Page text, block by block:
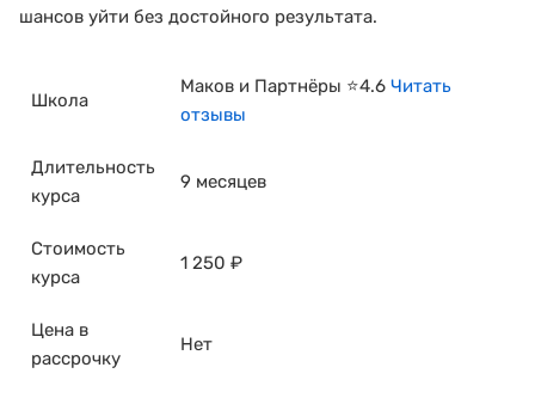
шансов уйти без достойного результата.
Школа
Маков и Партнёры ⭐4.6 Читать
отзывы
Длительность
курса
9 месяцев
Стоимость
курса
1 250 ₽
Цена в
рассрочку
Нет